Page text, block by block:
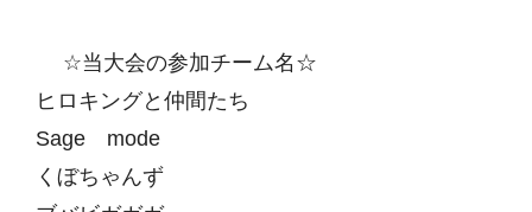
☆当大会の参加チーム名☆
ヒロキングと仲間たち
Sage mode
くぼちゃんず